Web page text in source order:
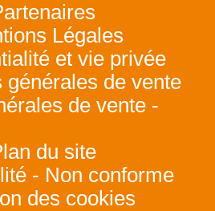
Légales
et vie privée
générales de vente
de vente -
du site
- Non conforme
des cookies